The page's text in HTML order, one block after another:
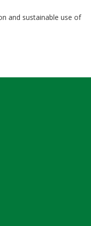
and sustainable use of